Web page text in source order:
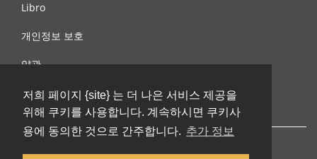
저희 페이지 {site} 는 더 나은 서비스 제공을
위해 쿠키를 사용합니다. 계속하시면 쿠키사
용에 동의한 것으로 간주합니다. 추가 정보
Libro
개인정보 보호
약관
제안, 문의